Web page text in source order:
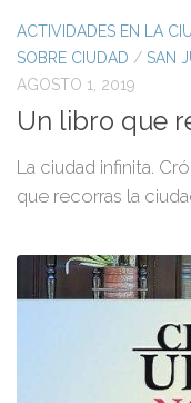
ACTIVIDADES EN LA
SOBRE CIUDAD / SAN
AGOSTO 1, 2019
Un libro que
La ciudad infinita.
que recorras la